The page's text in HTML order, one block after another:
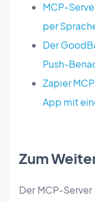
MCP-
per
Der
Push-
Zapier
App mit
Zum
Der MCP-